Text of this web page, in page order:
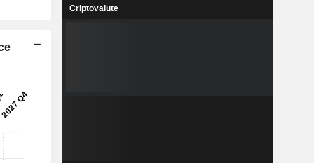
Criptovalute